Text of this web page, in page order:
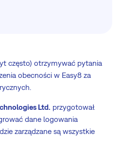
często) otrzymywać pytania
obecności w Easy8 za
Ltd. przygotował
dane logowania
zarządzane są wszystkie